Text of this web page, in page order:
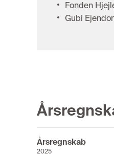
Fonden
Gubi
Årsregnskab
2025